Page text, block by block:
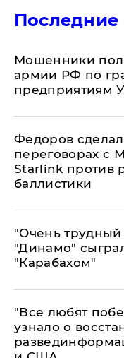
Последние
Мошенники
армии РФ по
предприятиям
Федоров
переговорах с
Starlink против
баллистики
"Очень трудный
"Динамо"
"Карабахом"
​"Все любят
узнало о